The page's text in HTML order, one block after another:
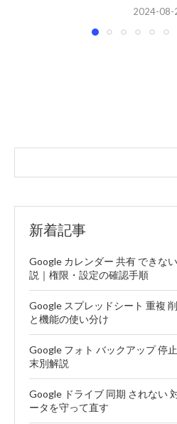
2024-08-
新着記事
Google カレンダー 共有 できな
説｜権限・設定の確認手順
Google スプレッドシート 重複
と機能の使い分け
Google フォト バックアップ 停
末別解説
Google ドライブ 同期 されない
ータを守って直す